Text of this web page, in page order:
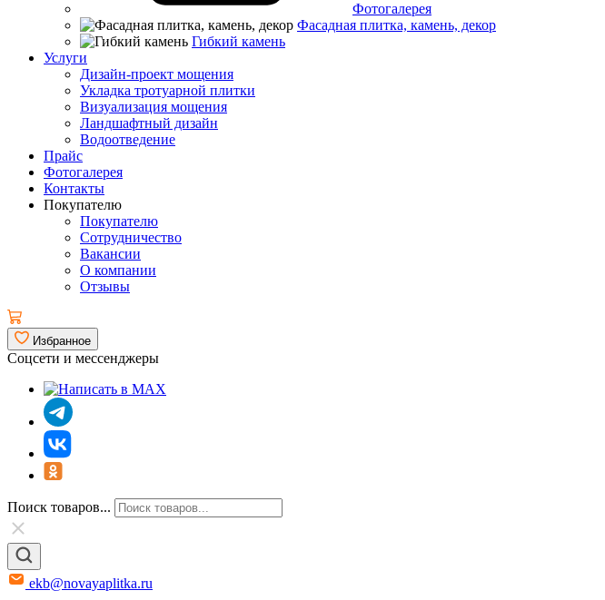
Фотогалерея
Фасадная плитка, камень, декор
Гибкий камень
Услуги
Дизайн-проект мощения
Укладка тротуарной плитки
Визуализация мощения
Ландшафтный дизайн
Водоотведение
Прайс
Фотогалерея
Контакты
Покупателю
Покупателю
Сотрудничество
Вакансии
О компании
Отзывы
Избранное
Соцсети и мессенджеры
Поиск товаров...
ekb@novayaplitka.ru